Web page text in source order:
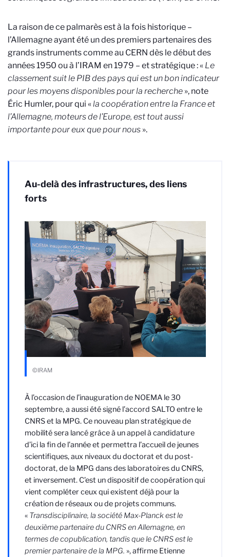
La raison de ce palmarès est à la fois historique –
l’Allemagne ayant été un des premiers partenaires des
grands instruments comme au CERN dès le début des
années 1950 ou à l’IRAM en 1979 – et stratégique : « Le
classement suit le PIB des pays qui est un bon indicateur
pour les moyens disponibles pour la recherche », note
Éric Humler, pour qui «la coopération entre la France et
l’Allemagne, moteurs de l’Europe, est tout aussi
importante pour eux que pour nous ».
Au-delà des infrastructures, des liens
forts
©IRAM
À l’occasion de l’inauguration de NOEMA le 30
septembre, a aussi été signé l’accord SALTO entre le
CNRS et la MPG. Ce nouveau plan stratégique de
mobilité sera lancé grâce à un appel à candidature
d’ici la fin de l’année et permettra l’accueil de jeunes
scientifiques, aux niveaux du doctorat et du post-
doctorat, de la MPG dans des laboratoires du CNRS,
et inversement. C’est un dispositif de coopération qui
vient compléter ceux qui existent déjà pour la
création de réseaux ou de projets communs.
« Transdisciplinaire, la société Max-Planck est le
deuxième partenaire du CNRS en Allemagne, en
termes de copublication, tandis que le CNRS est le
premier partenaire de la MPG. », affirme Etienne